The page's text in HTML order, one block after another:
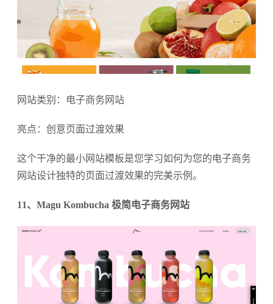
网站类别：电子商务网站
亮点：创意页面过渡效果
这个干净的最小网站模板是您学习如何为您的电子商务
网站设计独特的页面过渡效果的完美示例。
11、Magu Kombucha 极简电子商务网站